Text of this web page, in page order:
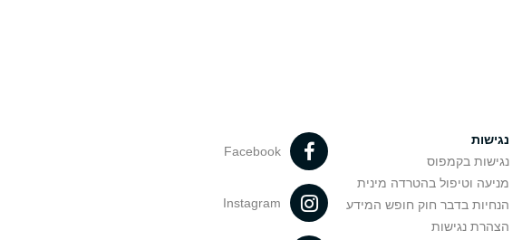
נגישות
נגישות בקמפוס
מניעה וטיפול בהטרדה מינית
הנחיות בדבר חוק חופש המידע
הצהרת נגישות
Facebook
Instagram